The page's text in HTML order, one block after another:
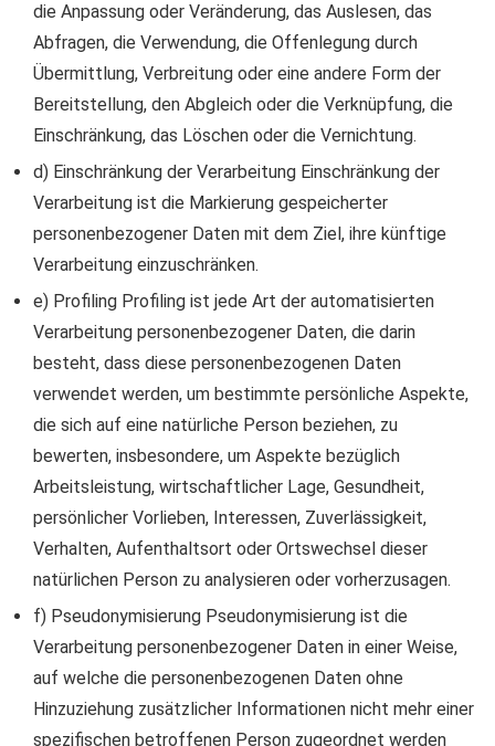
die Anpassung oder Veränderung, das Auslesen, das
Abfragen, die Verwendung, die Offenlegung durch
Übermittlung, Verbreitung oder eine andere Form der
Bereitstellung, den Abgleich oder die Verknüpfung, die
Einschränkung, das Löschen oder die Vernichtung.
d) Einschränkung der Verarbeitung Einschränkung der
Verarbeitung ist die Markierung gespeicherter
personenbezogener Daten mit dem Ziel, ihre künftige
Verarbeitung einzuschränken.
e) Profiling Profiling ist jede Art der automatisierten
Verarbeitung personenbezogener Daten, die darin
besteht, dass diese personenbezogenen Daten
verwendet werden, um bestimmte persönliche Aspekte,
die sich auf eine natürliche Person beziehen, zu
bewerten, insbesondere, um Aspekte bezüglich
Arbeitsleistung, wirtschaftlicher Lage, Gesundheit,
persönlicher Vorlieben, Interessen, Zuverlässigkeit,
Verhalten, Aufenthaltsort oder Ortswechsel dieser
natürlichen Person zu analysieren oder vorherzusagen.
f) Pseudonymisierung Pseudonymisierung ist die
Verarbeitung personenbezogener Daten in einer Weise,
auf welche die personenbezogenen Daten ohne
Hinzuziehung zusätzlicher Informationen nicht mehr einer
spezifischen betroffenen Person zugeordnet werden